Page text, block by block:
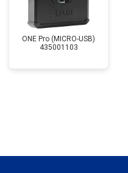
ONE Pro (MICRO-USB)
435001103